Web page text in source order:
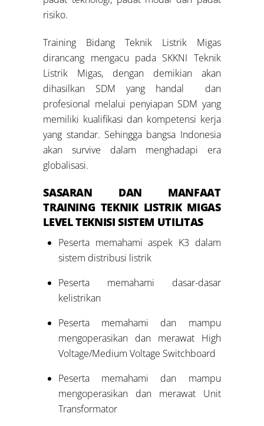
risiko.
Training Bidang Teknik Listrik Migas
dirancang mengacu pada SKKNI Teknik
Listrik Migas, dengan demikian akan
dihasilkan SDM yang handal dan
profesional melalui penyiapan SDM yang
memiliki kualifikasi dan kompetensi kerja
yang standar. Sehingga bangsa Indonesia
akan survive dalam menghadapi era
globalisasi.
SASARAN DAN MANFAAT
TRAINING TEKNIK LISTRIK MIGAS
LEVELTEKNISI SISTEM UTILITAS
Peserta memahami aspek K3 dalam
sistem distribusi listrik
Peserta memahami dasar-dasar
kelistrikan
Peserta memahami dan mampu
mengoperasikan dan merawat High
Voltage/Medium Voltage Switchboard
Peserta memahami dan mampu
mengoperasikan dan merawat Unit
Transformator